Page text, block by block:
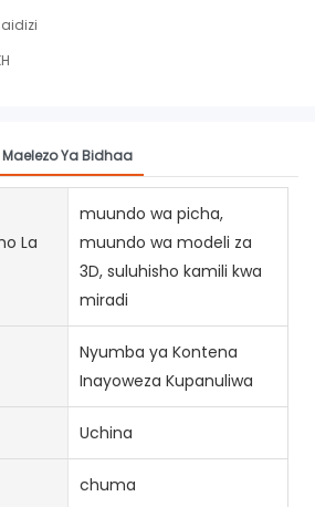
Maelezo Ya Bidhaa
La
muundo wa picha,
muundo wa modeli za
3D, suluhisho kamili kwa
miradi
Nyumba ya Kontena
Inayoweza Kupanuliwa
Uchina
chuma